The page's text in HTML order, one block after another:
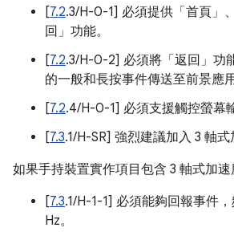
[7.2.3/H-0-1] 必須提供「首頁」
回」功能。
[7.2.3/H-0-2] 必須將「返回」功
的一般和長按事件傳送至前景應用
[7.2.4/H-0-1] 必須支援觸控螢幕
[7.3.1/H-SR] 強烈建議加入 3 軸式
如果手持裝置實作項目包含 3 軸式加速
[7.3.1/H-1-1] 必須能夠回報事件
Hz。